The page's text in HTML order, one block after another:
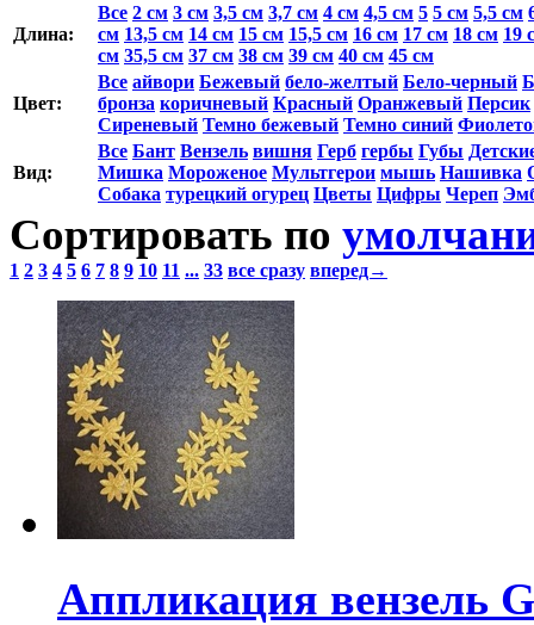
Длина:
Все 2 см 3 см 3,5 см 3,7 см 4 см 4,5 см 5 5 см 5,5 см
см 13,5 см 14 см 15 см 15,5 см 16 см 17 см 18 см 19
см 35,5 см 37 см 38 см 39 см 40 см 45 см
Цвет:
Все айвори Бежевый бело-желтый Бело-черный
бронза коричневый Красный Оранжевый Персик
Сиреневый Темно бежевый Темно синий
Вид:
Все Бант Вензель вишня Герб гербы Губы
Мишка Мороженое Мультгерои мышь Нашивка
Собака турецкий огурец Цветы Цифры Череп
Сортировать по
1 2 3 4 5 6 7 8 9 10 11 ... 33 все сразу вперед→
Аппликация вензель